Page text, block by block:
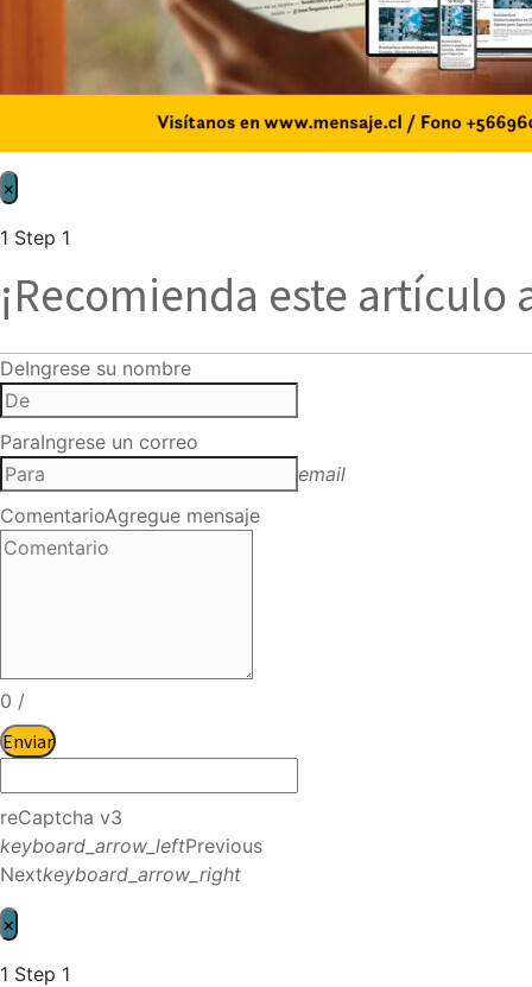
×
1 Step 1
¡Recomienda este artículo
DeIngrese su nombre
ParaIngrese un correo
email
ComentarioAgregue mensaje
0 /
Enviar
reCaptcha v3
keyboard_arrow_leftPrevious
Nextkeyboard_arrow_right
×
1 Step 1